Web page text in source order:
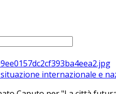
internazionale e